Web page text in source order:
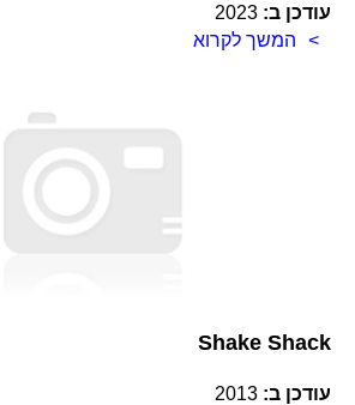
עודכן ב: 2023
המשך לקרוא
Shake Shack
עודכן ב: 2013